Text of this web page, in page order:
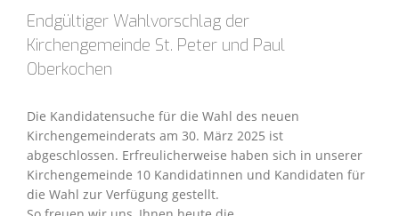
Endgültiger Wahlvorschlag der
Kirchengemeinde St. Peter und Paul
Oberkochen
Die Kandidatensuche für die Wahl des neuen
Kirchengemeinderats am 30. März 2025 ist
abgeschlossen. Erfreulicherweise haben sich in unserer
Kirchengemeinde 10 Kandidatinnen und Kandidaten für
die Wahl zur Verfügung gestellt.